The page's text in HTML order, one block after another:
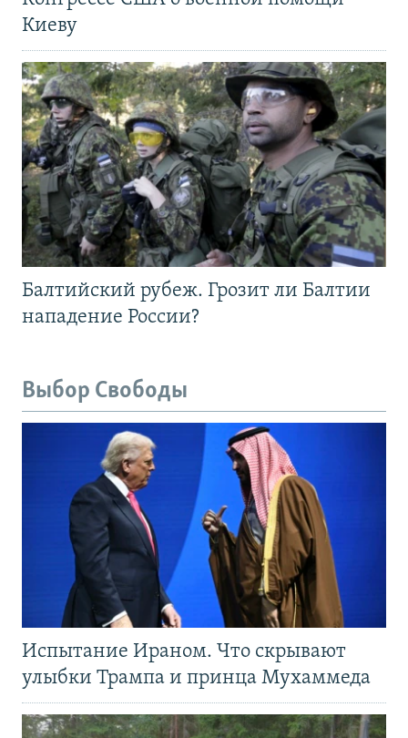
Киеву
Балтийский рубеж. Грозит ли Балтии
нападение России?
Выбор Свободы
Испытание Ираном. Что скрывают
улыбки Трампа и принца Мухаммеда